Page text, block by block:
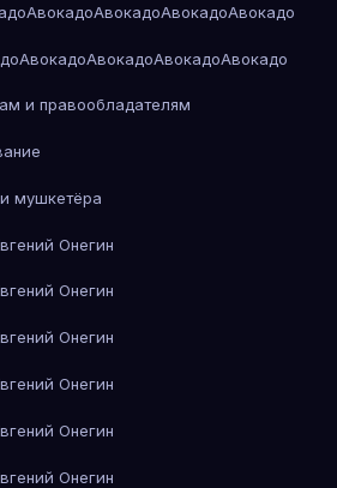
АвокадоАвокадоАвокадоАвокадо
АвокадоАвокадоАвокадоАвокадо
и правообладателям
мушкетёра
Онегин
Онегин
Онегин
Онегин
Онегин
Онегин